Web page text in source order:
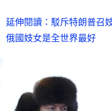
延伸閱讀：駁斥特朗普召
俄國妓女是全世界最好